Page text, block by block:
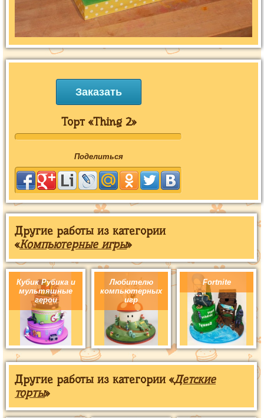
Заказать
Торт «Thing 2»
Поделиться
Другие работы из категории
«Компьютерные игры»
Кубик Рубика и
мультяшные
герои
Любителю
компьютерных
игр
Fortnite
Другие работы из категории «Детские
торты»